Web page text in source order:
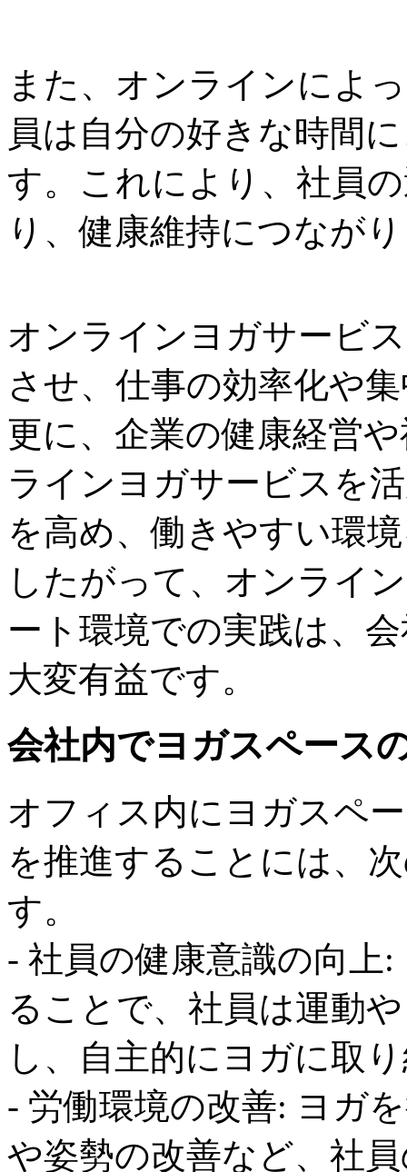
また、オンラインによ
員は自分の好きな時間
す。これにより、社員
り、健康維持につなが
オンラインヨガサービ
させ、仕事の効率化や
更に、企業の健康経営
ラインヨガサービスを
を高め、働きやすい環
したがって、オンライ
ート環境での実践は、
大変有益です。
会社内でヨガスペース
オフィス内にヨガスペ
を推進することには、
す。
- 社員の健康意識の向上
ることで、社員は運動
し、自主的にヨガに取
- 労働環境の改善: ヨガ
や姿勢の改善など、社